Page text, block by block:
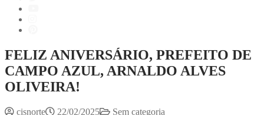
FELIZ ANIVERSÁRIO, PREFEITO DE
CAMPO AZUL, ARNALDO ALVES
OLIVEIRA!
cisnorte 22/02/2025 Sem categoria